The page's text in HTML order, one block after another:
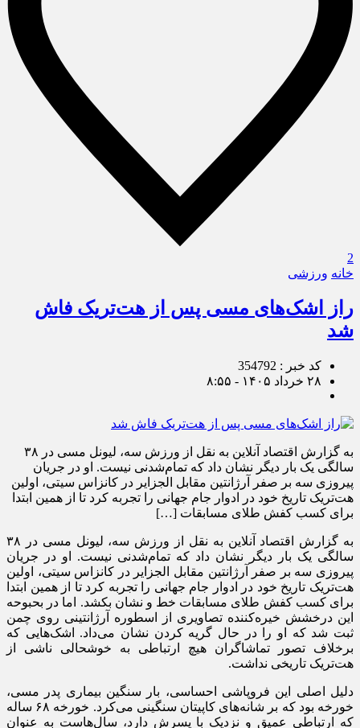
2
خانه ورزشی
راز اشک‌های مسی پس از هت‌تریک فاش
شد
کد خبر : 354792
۲۸ خرداد ۱۴۰۵ - ۸:۵۵
به گزارش اقتصاد آنلاین به نقل از ورزش سه، لیونل مسی در ۳۸
سالگی یک بار دیگر نشان داد که تمام‌شدنی نیست. او در جریان
پیروزی سه بر صفر آرژانتین مقابل الجزایر در کانزاس سیتی، اولین
هت‌تریک تاریخ خود در ادوار جام جهانی را تجربه کرد تا از همین ابتدا
برای کسب کفش طلای مسابقات […]
به گزارش اقتصاد آنلاین به نقل از ورزش سه، لیونل مسی در ۳۸
سالگی یک بار دیگر نشان داد که تمام‌شدنی نیست. او در جریان
پیروزی سه بر صفر آرژانتین مقابل الجزایر در کانزاس سیتی، اولین
هت‌تریک تاریخ خود در ادوار جام جهانی را تجربه کرد تا از همین ابتدا
برای کسب کفش طلای مسابقات خط و نشان بکشد. اما در بحبوحه
این درخشش خیره‌کننده تصاویری از اسطوره آرژانتینی روی چمن
ثبت شد که او را در حال گریه کردن نشان می‌داد. اشک‌هایی که
برخلاف تصور تماشاگران هیچ ارتباطی به خوشحالی ناشی از
هت‌تریک تاریخی نداشت.
دلیل اصلی این فروپاشی احساسی، بار سنگین بیماری پدر مسی،
خورخه بود که بر شانه‌های کاپیتان سنگینی می‌کرد. خورخه ۶۸ ساله
که ارتباطی عمیق و نزدیک با پسرش دارد، سال‌هاست به عنوان